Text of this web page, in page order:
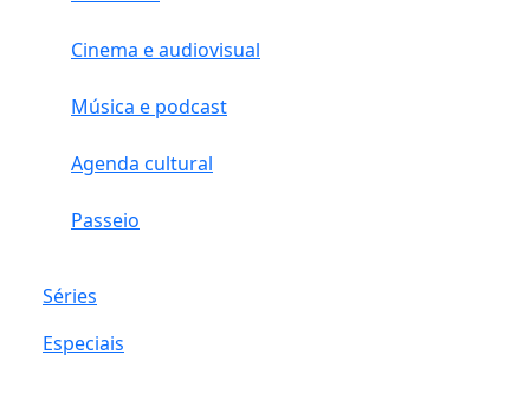
Cinema e audiovisual
Música e podcast
Agenda cultural
Passeio
Séries
Especiais